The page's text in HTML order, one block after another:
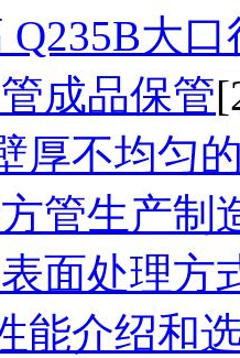
Q235B大
成品保管
厚不均匀
管生产
面处理方
能介绍和